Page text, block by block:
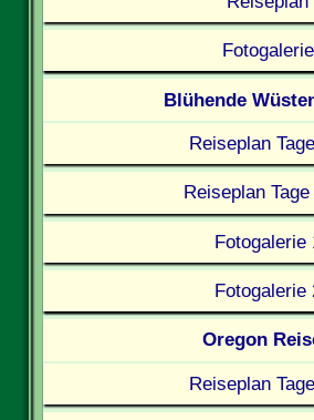
Fotogalerie
Blühende
Reiseplan
Reiseplan
Fotogalerie
Fotogalerie
Oregon
Reiseplan